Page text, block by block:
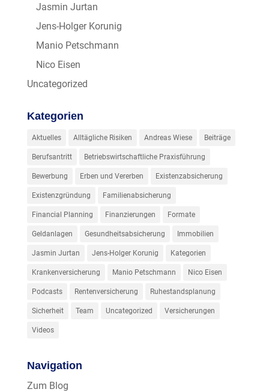
Jasmin Jurtan
Jens-Holger Korunig
Manio Petschmann
Nico Eisen
Uncategorized
Kategorien
Aktuelles Alltägliche Risiken Andreas Wiese Beiträge
Berufsantritt Betriebswirtschaftliche Praxisführung
Bewerbung Erben und Vererben Existenzabsicherung
Existenzgründung Familienabsicherung
Financial Planning Finanzierungen Formate
Geldanlagen Gesundheitsabsicherung Immobilien
Jasmin Jurtan Jens-Holger Korunig Kategorien
Krankenversicherung Manio Petschmann Nico Eisen
Podcasts Rentenversicherung Ruhestandsplanung
Sicherheit Team Uncategorized Versicherungen
Videos
Navigation
Zum Blog